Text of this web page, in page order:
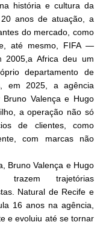
história e cultura da
anos de atuação, a
do mercado, como
até mesmo, FIFA —
2005,a Africa deu um
departamento de
em 2025, a agência
Valença e Hugo
a operação não só
de clientes, como
com marcas não
Bruno Valença e Hugo
trajetórias
Natural de Recife e
16 anos na agência,
e evoluiu até se tornar